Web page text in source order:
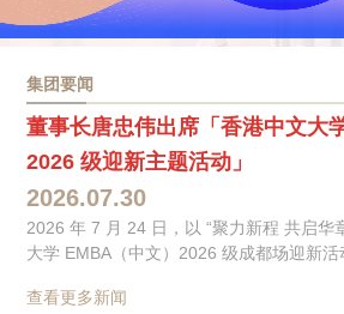
集团要闻
董事长唐忠伟出席「香港中文大
2026 级迎新主题活动」
2026.07.30
2026 年 7 月 24 日，以 “聚力新程 共启华
大学 EMBA（中文）2026 级成都场迎新
企业参访、迎新晚宴两大篇章。东立控股
查看更多新闻